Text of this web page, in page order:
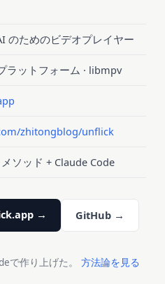
のためのビデオプレイヤー
ラットフォーム · libmpv
zhitongblog/unflick
ソッド + Claude Code
→ GitHub →
で作り上げた。 方法論を見る